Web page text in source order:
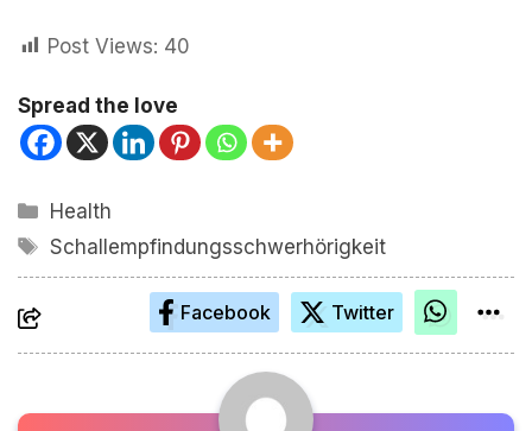
Post Views: 40
Spread the love
Kategorien
Health
Schlagwörter
Schallempfindungsschwerhörigkeit
Facebook Twitter